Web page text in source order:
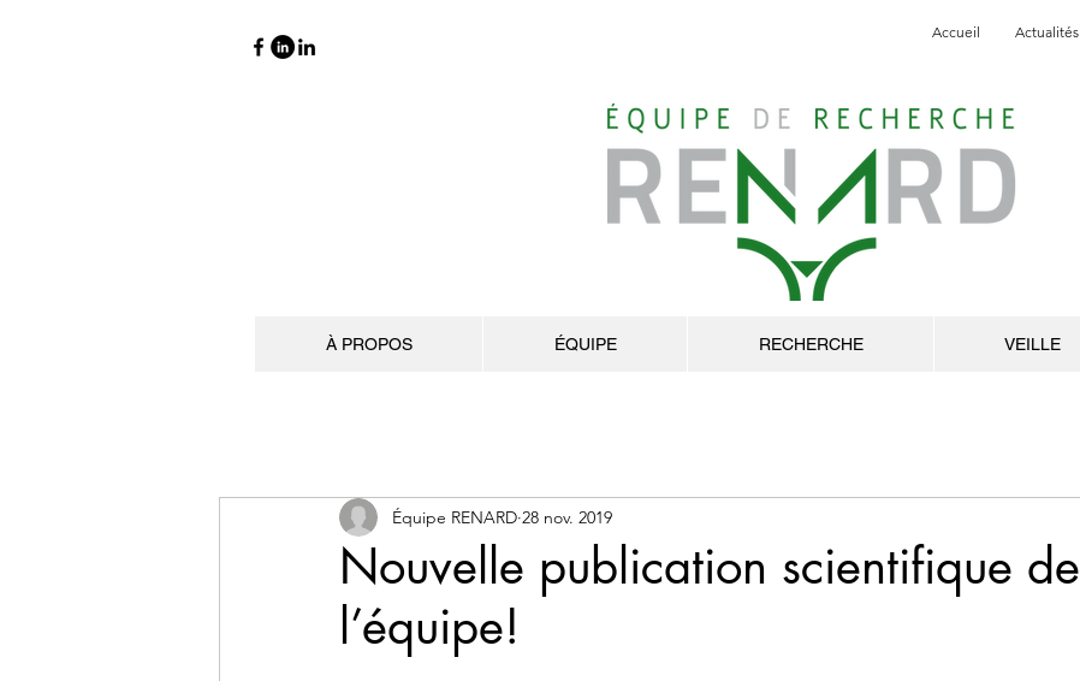
Accueil Actualités
À PROPOS ÉQUIPE RECHERCHE VEILLE
Nouvelle publication scientifique de
l’équipe!
Équipe RENARD 28 nov. 2019